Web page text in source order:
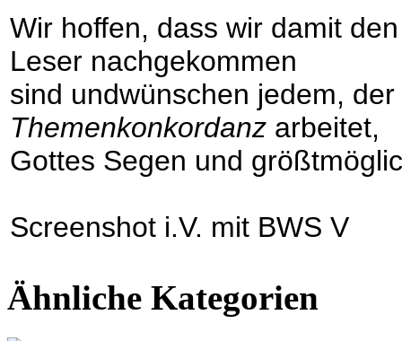
Wir hoffen, dass wir damit
Leser nachgekommen
sind undwünschen jedem,
Themenkonkordanz arbeitet,
Gottes Segen und
Screenshot i.V. mit BWS V
Ähnliche Kategorien